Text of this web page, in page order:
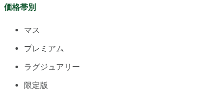
価格帯別
マス
プレミアム
ラグジュアリー
限定版